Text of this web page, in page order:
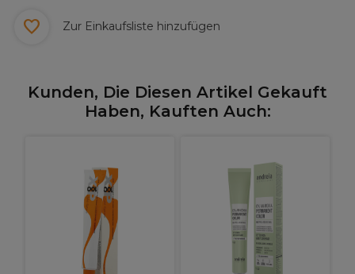
Zur Einkaufsliste hinzufügen
Kunden, Die Diesen Artikel Gekauft
Haben, Kauften Auch: